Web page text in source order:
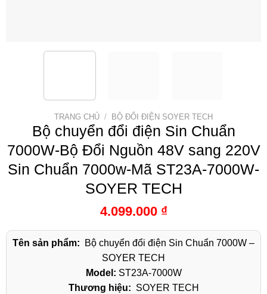
TRANG CHỦ / BỘ ĐỔI ĐIỆN SOYER TECH
Bộ chuyển đổi điện Sin Chuẩn
7000W-Bộ Đổi Nguồn 48V sang 220V
Sin Chuẩn 7000w-Mã ST23A-7000W-
SOYER TECH
4.099.000 ₫
Tên sản phẩm:
Bộ chuyển đổi điện Sin Chuẩn 7000W –
SOYER TECH
Model: ST23A-7000W
Thương hiệu: SOYER TECH